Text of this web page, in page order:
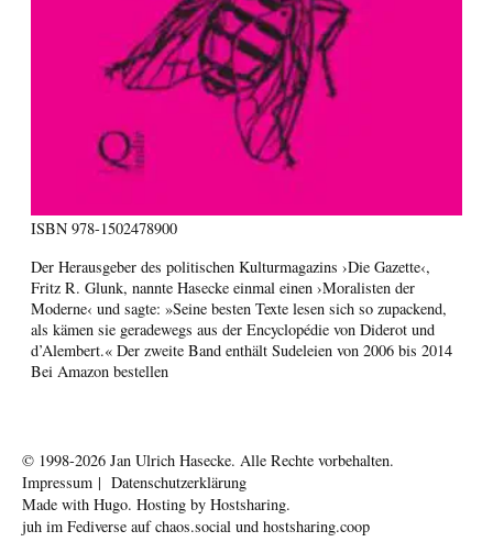
ISBN 978-1502478900
Der Herausgeber des politischen Kulturmagazins ›Die Gazette‹,
Fritz R. Glunk, nannte Hasecke einmal einen ›Moralisten der
Moderne‹ und sagte: »Seine besten Texte lesen sich so zupackend,
als kämen sie geradewegs aus der Encyclopédie von Diderot und
d’Alembert.« Der zweite Band enthält Sudeleien von 2006 bis 2014
Bei Amazon bestellen
© 1998-2026 Jan Ulrich Hasecke. Alle Rechte vorbehalten.
Impressum | Datenschutzerklärung
Made with Hugo. Hosting by Hostsharing.
juh im Fediverse aufchaos.social und hostsharing.coop